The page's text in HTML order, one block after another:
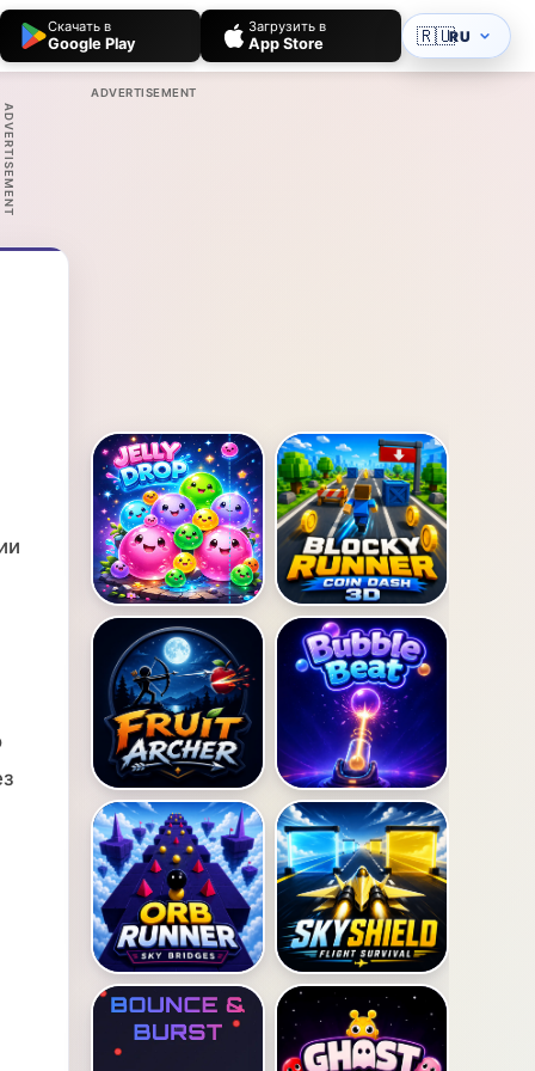
Скачать в
Google Play
Загрузить в
App Store 🇷🇺RU
ADVERTISEMENT
ADVERTISEMENT